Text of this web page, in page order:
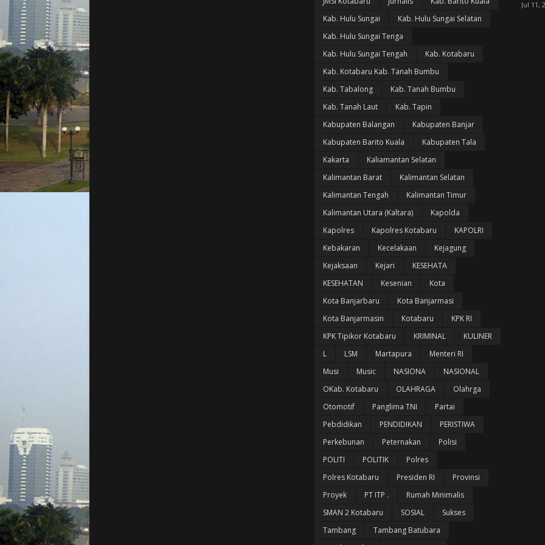
Kab. Hulu Sungai
Kab. Hulu Sungai Selatan
Kab. Hulu Sungai Tenga
Kab. Hulu Sungai Tengah
Kab. Kotabaru
Kab. Kotabaru Kab. Tanah Bumbu
Kab. Tabalong
Kab. Tanah Bumbu
Kab. Tanah Laut
Kab. Tapin
Kabupaten Balangan
Kabupaten Banjar
Kabupaten Barito Kuala
Kabupaten Tala
Kakarta
Kaliamantan Selatan
Kalimantan Barat
Kalimantan Selatan
Kalimantan Tengah
Kalimantan Timur
Kalimantan Utara (Kaltara)
Kapolda
Kapolres
Kapolres Kotabaru
KAPOLRI
Kebakaran
Kecelakaan
Kejagung
Kejaksaan
Kejari
KESEHATA
KESEHATAN
Kesenian
Kota
Kota Banjarbaru
Kota Banjarmasi
Kota Banjarmasin
Kotabaru
KPK RI
KPK Tipikor Kotabaru
KRIMINAL
KULINER
L
LSM Martapura
Menteri RI
Musi
Music NASIONA
NASIONAL
OKab. Kotabaru
OLAHRAGA
Olahrga
Otomotif
Panglima TNI
Partai
Pebdidikan
PENDIDIKAN
PERISTIWA
Perkebunan
Peternakan
Polisi
POLITI
POLITIK
Polres
Polres Kotabaru
Presiden RI
Provinsi
Proyek
PT ITP .
Rumah Minimalis
SMAN 2 Kotabaru
SOSIAL
Sukses
Tambang
Tambang Batubara
Jul 11,